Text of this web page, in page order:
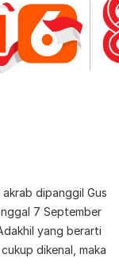
dipanggil Gus
7 September
yang berarti
dikenal, maka